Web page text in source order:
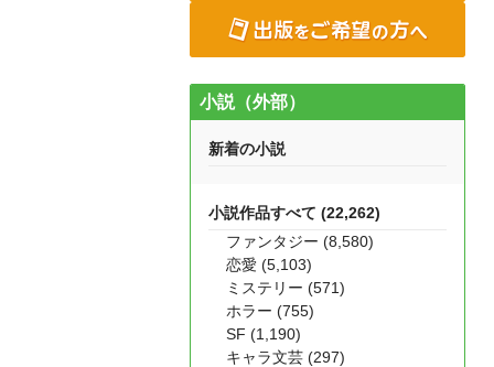
小説（外部）
新着の小説
小説作品すべて (22,262)
ファンタジー (8,580)
恋愛 (5,103)
ミステリー (571)
ホラー (755)
SF (1,190)
キャラ文芸 (297)